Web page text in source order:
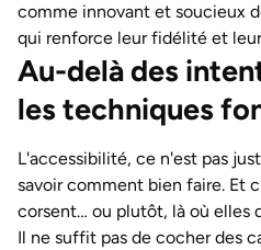
comme innovant et soucieux
qui renforce leur fidélité et
Au-delà des
les techniques
L'accessibilité, ce n'est pas
savoir comment bien faire. Et
corsent… ou plutôt, là où elles
Il ne suffit pas de cocher des